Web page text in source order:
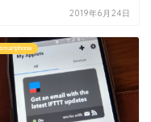
2019年6月24日